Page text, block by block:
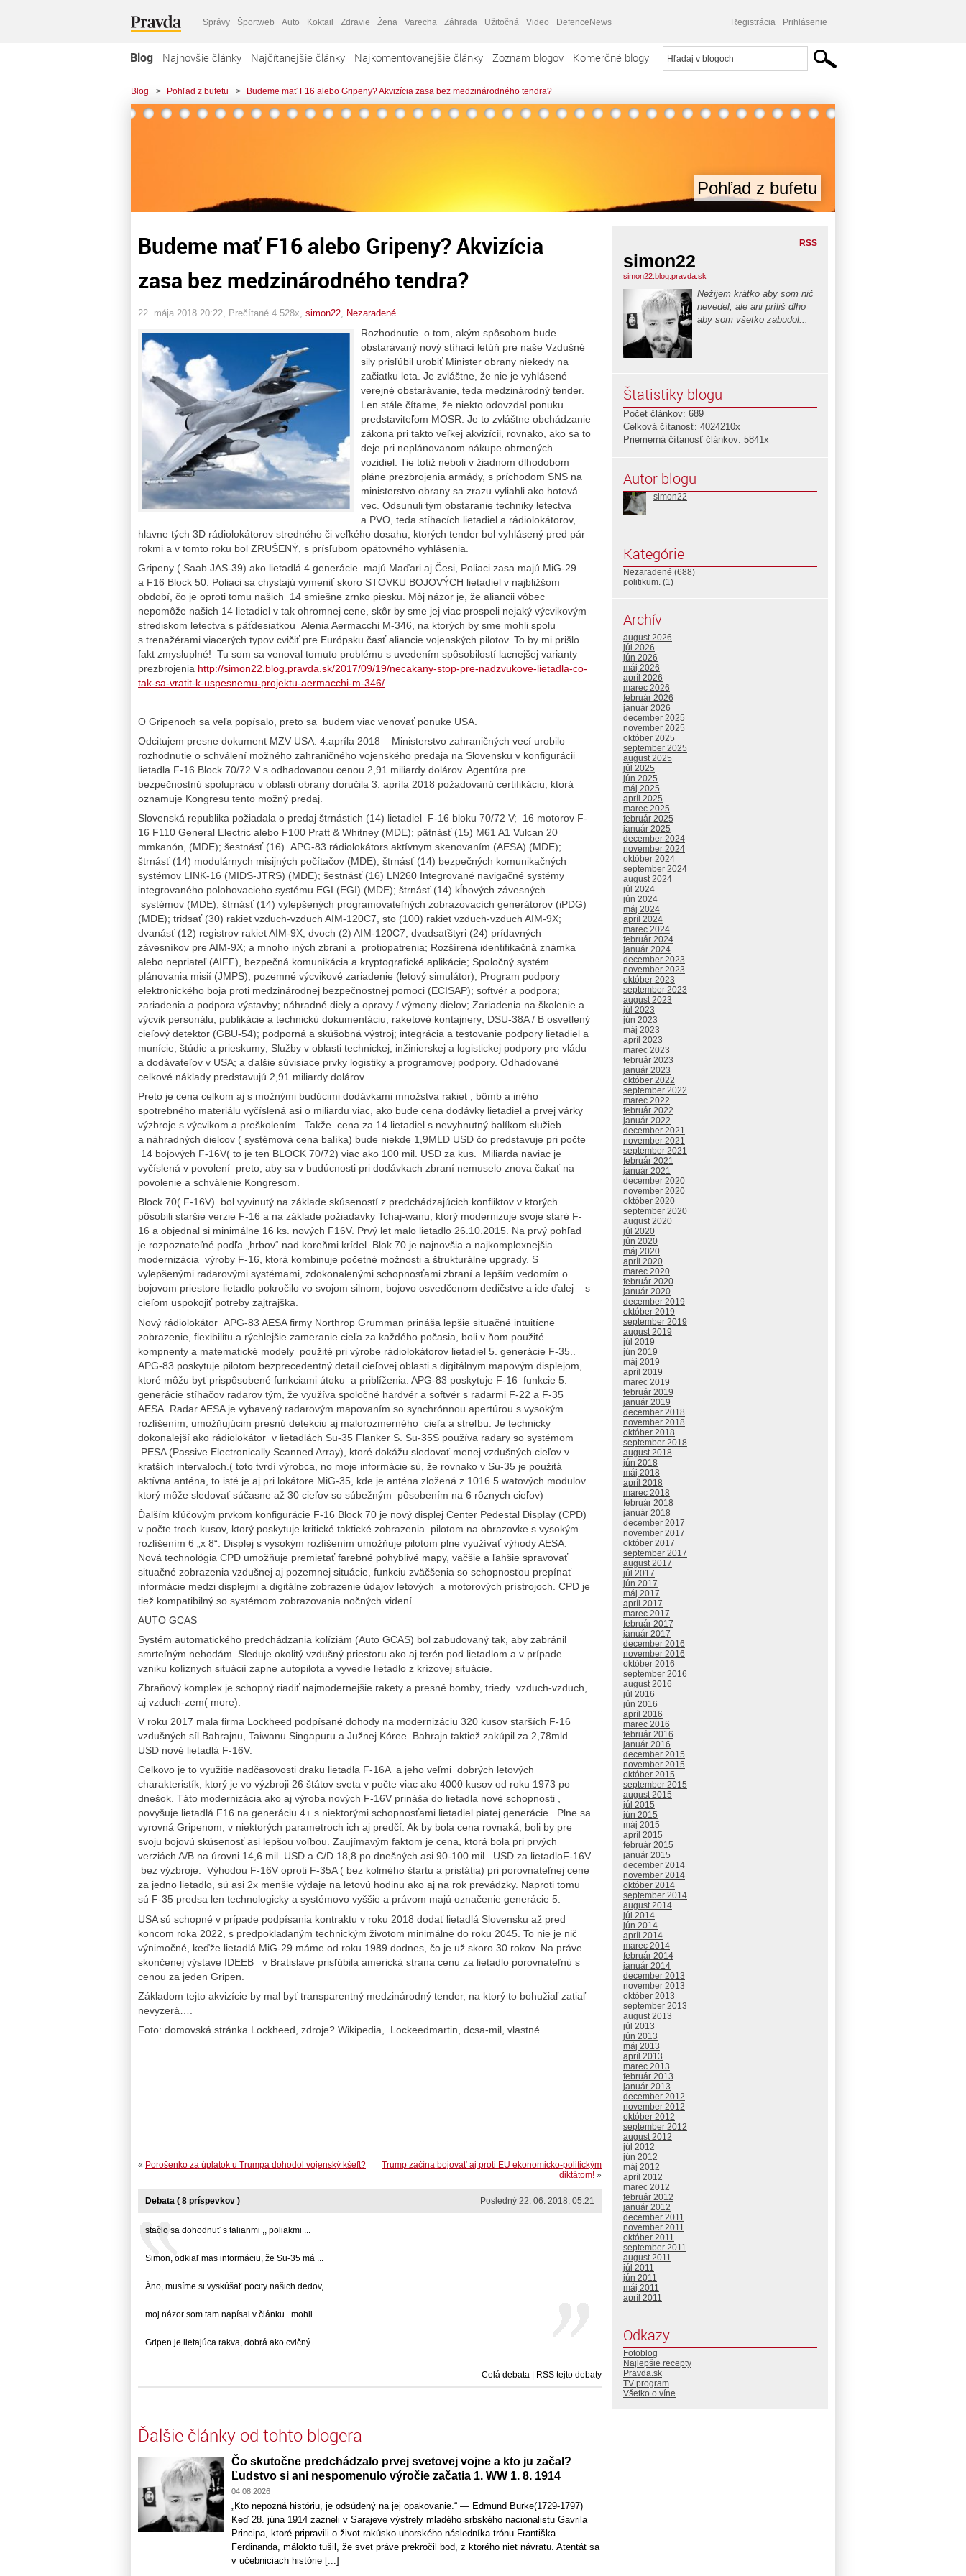
Správy Športweb Auto Koktail Zdravie Žena Varecha Záhrada Užitočná Video DefenceNews Registrácia Prihlásenie
Blog Najnovšie články Najčítanejšie články Najkomentovanejšie články Zoznam blogov Komerčné blogy
Blog > Pohľad z bufetu > Budeme mať F16 alebo Gripeny? Akvizícia zasa bez medzinárodného tendra?
Pohľad z bufetu
Budeme mať F16 alebo Gripeny? Akvizícia
zasa bez medzinárodného tendra?
22. mája 2018 20:22 , Prečítané 4 528x, simon22 Nezaradené
Rozhodnutie o tom, akým spôsobom bude
obstarávaný nový stíhací letúň pre naše Vzdušné
sily prisľúbil urobiť Minister obrany niekedy na
začiatku leta. Je zvláštne, že nie je vyhlásené
verejné obstarávanie, teda medzinárodný tender.
Len stále čítame, že niekto odovzdal ponuku
predstaviteľom MOSR. Je to zvláštne obchádzanie
zákona pri takto veľkej akvizícii, rovnako, ako sa to
deje pri neplánovanom nákupe obrnených
vozidiel. Tie totiž neboli v žiadnom dlhodobom
pláne prezbrojenia armády, s príchodom SNS na
ministerstvo obrany sa zrazu vyliahli ako hotová
vec. Odsunuli tým obstaranie techniky letectva
a PVO, teda stíhacích lietadiel a rádiolokátorov,
hlavne tých 3D rádiolokátorov stredného či veľkého dosahu, ktorých tender bol vyhlásený pred pár
rokmi a v tomto roku bol ZRUŠENÝ, s prísľubom opätovného vyhlásenia.
Gripeny ( Saab JAS-39) ako lietadlá 4 generácie majú Maďari aj Česi, Poliaci zasa majú MiG-29
a F16 Block 50. Poliaci sa chystajú vymeniť skoro STOVKU BOJOVÝCH lietadiel v najbližšom
období, čo je oproti tomu našich 14 smiešne zrnko piesku. Môj názor je, že aliancii vôbec
nepomôže našich 14 lietadiel v tak ohromnej cene, skôr by sme jej viac prospeli nejaký výcvikovým
strediskom letectva s päťdesiatkou Alenia Aermacchi M-346, na ktorých by sme mohli spolu
s trenažérami viacerých typov cvičiť pre Európsku časť aliancie vojenských pilotov. To by mi prišlo
fakt zmysluplné! Tu som sa venoval tomuto problému s uvedením spôsobilostí lacnejšej varianty
prezbrojenia http://simon22.blog.pravda.sk/2017/09/19/necakany-stop-pre-nadzvukove-lietadla-co-
tak-sa-vratit-k-uspesnemu-projektu-aermacchi-m-346/
O Gripenoch sa veľa popísalo, preto sa budem viac venovať ponuke USA.
Odcitujem presne dokument MZV USA: 4.apríla 2018 – Ministerstvo zahraničných vecí urobilo
rozhodnutie o schválení možného zahraničného vojenského predaja na Slovensku v konfigurácii
lietadla F-16 Block 70/72 V s odhadovanou cenou 2,91 miliardy dolárov. Agentúra pre
bezpečnostnú spoluprácu v oblasti obrany doručila 3. apríla 2018 požadovanú certifikáciu, ktorá
oznamuje Kongresu tento možný predaj.
Slovenská republika požiadala o predaj štrnástich (14) lietadiel F-16 bloku 70/72 V; 16 motorov F-
16 F110 General Electric alebo F100 Pratt & Whitney (MDE); pätnásť (15) M61 A1 Vulcan 20
mmkanón, (MDE); šestnásť (16) APG-83 rádiolokátors aktívnym skenovaním (AESA) (MDE);
štrnásť (14) modulárnych misijných počítačov (MDE); štrnásť (14) bezpečných komunikačných
systémov LINK-16 (MIDS-JTRS) (MDE); šestnásť (16) LN260 Integrované navigačné systémy
integrovaného polohovacieho systému EGI (EGI) (MDE); štrnásť (14) kĺbových závesných
systémov (MDE); štrnásť (14) vylepšených programovateľných zobrazovacích generátorov (iPDG)
(MDE); tridsať (30) rakiet vzduch-vzduch AIM-120C7, sto (100) rakiet vzduch-vzduch AIM-9X;
dvanásť (12) registrov rakiet AIM-9X, dvoch (2) AIM-120C7, dvadsaťštyri (24) prídavných
závesníkov pre AIM-9X; a mnoho iných zbraní a protiopatrenia; Rozšírená identifikačná známka
alebo nepriateľ (AIFF), bezpečná komunikácia a kryptografické aplikácie; Spoločný systém
plánovania misií (JMPS); pozemné výcvikové zariadenie (letový simulátor); Program podpory
elektronického boja proti medzinárodnej bezpečnostnej pomoci (ECISAP); softvér a podpora;
zariadenia a podpora výstavby; náhradné diely a opravy / výmeny dielov; Zariadenia na školenie a
výcvik personálu; publikácie a technickú dokumentáciu; raketové kontajnery; DSU-38A / B osvetlený
cieľový detektor (GBU-54); podporná a skúšobná výstroj; integrácia a testovanie podpory lietadiel a
munície; štúdie a prieskumy; Služby v oblasti technickej, inžinierskej a logistickej podpory pre vládu
a dodávateľov v USA; a ďalšie súvisiace prvky logistiky a programovej podpory. Odhadované
celkové náklady predstavujú 2,91 miliardy dolárov..
Preto je cena celkom aj s možnými budúcimi dodávkami množstva rakiet , bômb a iného
spotrebného materiálu vyčíslená asi o miliardu viac, ako bude cena dodávky lietadiel a prvej várky
výzbroje s výcvikom a preškolením. Takže cena za 14 lietadiel s nevyhnutný balíkom služieb
a náhradných dielcov ( systémová cena balíka) bude niekde 1,9MLD USD čo predstavuje pri počte
14 bojových F-16V( to je ten BLOCK 70/72) viac ako 100 mil. USD za kus. Miliarda naviac je
vyčíslená v povolení preto, aby sa v budúcnosti pri dodávkach zbraní nemuselo znova čakať na
povolenie a schválenie Kongresom.
Block 70( F-16V) bol vyvinutý na základe skúseností z predchádzajúcich konfliktov v ktorých
pôsobili staršie verzie F-16 a na základe požiadavky Tchaj-wanu, ktorý modernizuje svoje staré F-
16 a objednal si minimálne 16 ks. nových F16V. Prvý let malo lietadlo 26.10.2015. Na prvý pohľad
je rozpoznateľné podľa „hrbov“ nad koreňmi krídel. Blok 70 je najnovšia a najkomplexnejšia
modernizácia výroby F-16, ktorá kombinuje početné možnosti a štrukturálne upgrady. S
vylepšenými radarovými systémami, zdokonalenými schopnosťami zbraní a lepším vedomím o
bojovom priestore lietadlo pokročilo vo svojom silnom, bojovo osvedčenom dedičstve a ide ďalej – s
cieľom uspokojiť potreby zajtrajška.
Nový rádiolokátor APG-83 AESA firmy Northrop Grumman prináša lepšie situačné intuitícne
zobrazenie, flexibilitu a rýchlejšie zameranie cieľa za každého počasia, boli v ňom použité
kompnenty a matematické modely použité pri výrobe rádiolokátorov lietadiel 5. generácie F-35..
APG-83 poskytuje pilotom bezprecedentný detail cieľovej oblasti s digitálnym mapovým displejom,
ktoré môžu byť prispôsobené funkciami útoku a priblíženia. APG-83 poskytuje F-16 funkcie 5.
generácie stíhačov radarov tým, že využíva spoločné hardvér a softvér s radarmi F-22 a F-35
AESA. Radar AESA je vybavený radarovým mapovaním so synchrónnou apertúrou s vysokým
rozlíšením, umožňujúcim presnú detekciu aj malorozmerného cieľa a streľbu. Je technicky
dokonalejší ako rádiolokátor v lietadlách Su-35 Flanker S. Su-35S používa radary so systémom
PESA (Passive Electronically Scanned Array), ktoré dokážu sledovať menej vzdušných cieľov v
kratších intervaloch.( toto tvrdí výrobca, no moje informácie sú, že rovnako v Su-35 je použitá
aktívna anténa, to isté je aj pri lokátore MiG-35, kde je anténa zložená z 1016 5 watových modulov
ktorý môže sledovať súčasne až 30 cieľov so súbežným pôsobením na 6 rôznych cieľov)
Ďalším kľúčovým prvkom konfigurácie F-16 Block 70 je nový displej Center Pedestal Display (CPD)
v počte troch kusov, ktorý poskytuje kritické taktické zobrazenia pilotom na obrazovke s vysokým
rozlíšením 6 „x 8“. Displej s vysokým rozlíšením umožňuje pilotom plne využívať výhody AESA.
Nová technológia CPD umožňuje premietať farebné pohyblivé mapy, väčšie a ľahšie spravovať
situačné zobrazenia vzdušnej aj pozemnej situácie, funkciu zväčšenia so schopnosťou prepínať
informácie medzi displejmi a digitálne zobrazenie údajov letových a motorových prístrojoch. CPD je
tiež kompatibilný so systémom zobrazovania nočných videní.
AUTO GCAS
Systém automatického predchádzania kolíziám (Auto GCAS) bol zabudovaný tak, aby zabránil
smrteľným nehodám. Sleduje okolitý vzdušný priestoru ako aj terén pod lietadlom a v prípade
vzniku kolíznych situácií zapne autopilota a vyvedie lietadlo z krízovej situácie.
Zbraňový komplex je schopný riadiť najmodernejšie rakety a presné bomby, triedy vzduch-vzduch,
aj vzduch-zem( more).
V roku 2017 mala firma Lockheed podpísané dohody na modernizáciu 320 kusov starších F-16
vzdušných síl Bahrajnu, Taiwanu Singapuru a Južnej Kóree. Bahrajn taktiež zakúpil za 2,78mld
USD nové lietadlá F-16V.
Celkovo je to využitie nadčasovosti draku lietadla F-16A a jeho veľmi dobrých letových
charakteristík, ktorý je vo výzbroji 26 štátov sveta v počte viac ako 4000 kusov od roku 1973 po
dnešok. Táto modernizácia ako aj výroba nových F-16V prináša do lietadla nové schopnosti ,
povyšuje lietadlá F16 na generáciu 4+ s niektorými schopnosťami lietadiel piatej generácie. Plne sa
vyrovná Gripenom, v niektorých parametroch ich aj predčí. Ak by bola cena rovnaká, boli by pre
svoju bojovú skúsenosť asi lepšou voľbou. Zaujímavým faktom je cena, ktorá bola pri prvých
verziách A/B na úrovni 14,6 mil. USD a C/D 18,8 po dnešných asi 90-100 mil. USD za lietadloF-16V
bez výzbroje. Výhodou F-16V oproti F-35A ( bez kolmého štartu a pristátia) pri porovnateľnej cene
za jedno lietadlo, sú asi 2x menšie výdaje na letovú hodinu ako aj na rok prevádzky. Naproti tomu
sú F-35 predsa len technologicky a systémovo vyššie a právom majú označenie generácie 5.
USA sú schopné v prípade podpísania kontraktu v roku 2018 dodať lietadlá Slovensku až pred
koncom roka 2022, s predpokladaným technickým životom minimálne do roku 2045. To nie je nič
výnimočné, keďže lietadlá MiG-29 máme od roku 1989 dodnes, čo je už skoro 30 rokov. Na práve
skončenej výstave IDEEB v Bratislave prisľúbila americká strana cenu za lietadlo porovnateľnú s
cenou za jeden Gripen.
Základom tejto akvizície by mal byť transparentný medzinárodný tender, na ktorý to bohužiaľ zatiaľ
nevyzerá….
Foto: domovská stránka Lockheed, zdroje? Wikipedia, Lockeedmartin, dcsa-mil, vlastné…
Trump začína bojovať aj proti EU ekonomicko-politickým
diktátom! »
« Porošenko za úplatok u Trumpa dohodol vojenský kšeft?
Posledný 22. 06. 2018, 05:21
Debata ( 8 príspevkov )
stačlo sa dohodnuť s talianmi ,, poliakmi ...
Simon, odkiaľ mas informáciu, že Su-35 má ...
Áno, musíme si vyskúšať pocity našich dedov,... ...
moj názor som tam napísal v článku.. mohli ...
Gripen je lietajúca rakva, dobrá ako cvičný ...
Celá debata | RSS tejto debaty
Ďalšie články od tohto blogera
Čo skutočne predchádzalo prvej svetovej vojne a kto ju začal?
Ľudstvo si ani nespomenulo výročie začatia 1. WW 1. 8. 1914
04.08.2026
„Kto nepozná históriu, je odsúdený na jej opakovanie.“ — Edmund Burke(1729-1797)
Keď 28. júna 1914 zazneli v Sarajeve výstrely mladého srbského nacionalistu Gavrila
Principa, ktoré pripravili o život rakúsko-uhorského následníka trónu Františka
Ferdinanda, málokto tušil, že svet práve prekročil bod, z ktorého niet návratu. Atentát sa
v učebniciach histórie [...]
RSS
simon22
simon22.blog.pravda.sk
Nežijem krátko aby som nič
nevedel, ale ani príliš dlho
aby som všetko zabudol...
Štatistiky blogu
Počet článkov: 689
Celková čítanosť: 4024210x
Priemerná čítanosť článkov: 5841x
Autor blogu
simon22
Kategórie
Nezaradené (688)
politikum. (1)
Archív
august 2026
júl 2026
jún 2026
máj 2026
apríl 2026
marec 2026
február 2026
január 2026
december 2025
november 2025
október 2025
september 2025
august 2025
júl 2025
jún 2025
máj 2025
apríl 2025
marec 2025
február 2025
január 2025
december 2024
november 2024
október 2024
september 2024
august 2024
júl 2024
jún 2024
máj 2024
apríl 2024
marec 2024
február 2024
január 2024
december 2023
november 2023
október 2023
september 2023
august 2023
júl 2023
jún 2023
máj 2023
apríl 2023
marec 2023
február 2023
január 2023
október 2022
september 2022
marec 2022
február 2022
január 2022
december 2021
november 2021
september 2021
február 2021
január 2021
december 2020
november 2020
október 2020
september 2020
august 2020
júl 2020
jún 2020
máj 2020
apríl 2020
marec 2020
február 2020
január 2020
december 2019
október 2019
september 2019
august 2019
júl 2019
jún 2019
máj 2019
apríl 2019
marec 2019
február 2019
január 2019
december 2018
november 2018
október 2018
september 2018
august 2018
jún 2018
máj 2018
apríl 2018
marec 2018
február 2018
január 2018
december 2017
november 2017
október 2017
september 2017
august 2017
júl 2017
jún 2017
máj 2017
apríl 2017
marec 2017
február 2017
január 2017
december 2016
november 2016
október 2016
september 2016
august 2016
júl 2016
jún 2016
apríl 2016
marec 2016
február 2016
január 2016
december 2015
november 2015
október 2015
september 2015
august 2015
júl 2015
jún 2015
máj 2015
apríl 2015
február 2015
január 2015
december 2014
november 2014
október 2014
september 2014
august 2014
júl 2014
jún 2014
apríl 2014
marec 2014
február 2014
január 2014
december 2013
november 2013
október 2013
september 2013
august 2013
júl 2013
jún 2013
máj 2013
apríl 2013
marec 2013
február 2013
január 2013
december 2012
november 2012
október 2012
september 2012
august 2012
júl 2012
jún 2012
máj 2012
apríl 2012
marec 2012
február 2012
január 2012
december 2011
november 2011
október 2011
september 2011
august 2011
júl 2011
jún 2011
máj 2011
apríl 2011
Odkazy
Fotoblog
Najlepšie recepty
Pravda.sk
TV program
Všetko o víne